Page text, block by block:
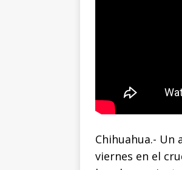
Chihuahua.-
viernes en el